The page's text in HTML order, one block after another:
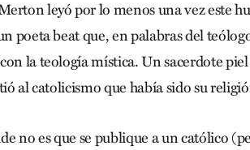
leyó por lo menos una vez este
poeta beat que, en palabras del
la teología mística. Un sacerdote
al catolicismo que había sido su
no es que se publique a un católico